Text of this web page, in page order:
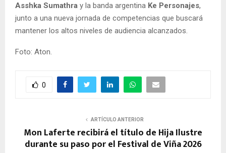
Asshka Sumathra y la banda argentina Ke Personajes,
junto a una nueva jornada de competencias que buscará
mantener los altos niveles de audiencia alcanzados.
Foto: Aton.
0
ARTÍCULO ANTERIOR
Mon Laferte recibirá el título de Hija Ilustre
durante su paso por el Festival de Viña 2026